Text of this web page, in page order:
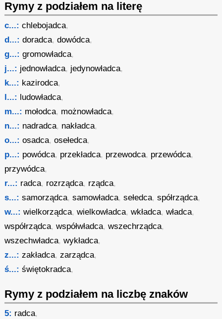
Rymy z podziałem na literę
c...: chlebojadca,
d...: doradca,dowódca,
g...: gromowładca,
j...: jednowładca, jedynowładca,
k...: kazirodca,
l...: ludowładca,
m...: mołodca, możnowładca,
n...: nadradca, nakładca,
o...: osadca,osełedca,
p...: powódca, przekładca, przewodca, przewódca,
przywódca,
r...: radca, rozrządca, rządca,
s...: samorządca,samowładca,sełedca,spółrządca,
w...: wielkorządca,wielkowładca,wkładca,władca,
współrządca,współwładca,wszechrządca,
wszechwładca,wykładca,
z...: zakładca,zarządca,
ś...: świętokradca,
Rymy z podziałem na liczbę znaków
5: radca,